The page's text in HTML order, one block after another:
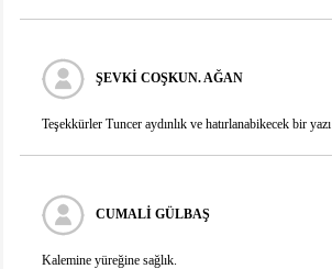
ŞEVKI COŞKUN. AĞAN
Teşekkürler Tuncer aydınlık ve hatırlanabikecek bir yazı
CUMALI GÜLBAŞ
Kalemine yüreğine sağlık.